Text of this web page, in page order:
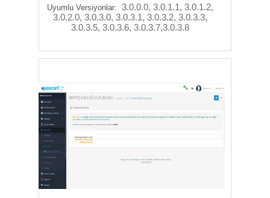
Uyumlu Versiyonlar: 3.0.0.0, 3.0.1.1, 3.0.1.2,
3.0.2.0, 3.0.3.0, 3.0.3.1, 3.0.3.2, 3.0.3.3,
3.0.3.5, 3.0.3.6, 3.0.3.7,3.0.3.8